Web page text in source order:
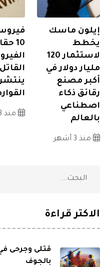
إيلون ماسك
يخطط
لاستثمار 120
مليار دولار في
أكبر مصنع
رقائق ذكاء
اصطناعي
بالعالم
منذ 3 أشهر
10
منذ 3 أشهر
الاكثر قراءة
قتلى وجرحى في
بالجوف